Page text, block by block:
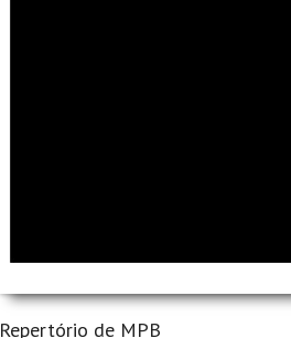
Repertório de MPB